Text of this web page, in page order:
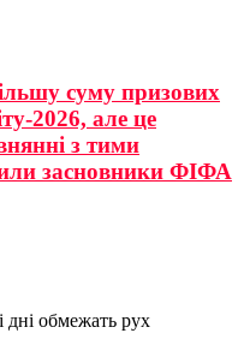
суму призових
2026, але це
з тими
засновники ФІФА
дні обмежать рух